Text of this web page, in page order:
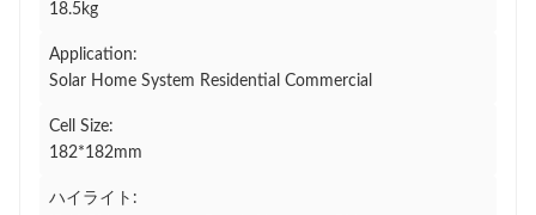
18.5kg
Application:
Solar Home System Residential Commercial
Cell Size:
182*182mm
ハイライト: